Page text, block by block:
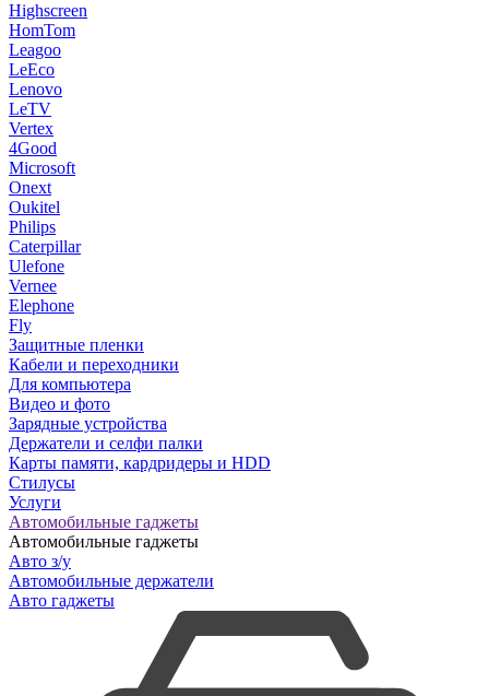
Highscreen
HomTom
Leagoo
LeEco
Lenovo
LeTV
Vertex
4Good
Microsoft
Onext
Oukitel
Philips
Caterpillar
Ulefone
Vernee
Elephone
Fly
Защитные пленки
Кабели и переходники
Для компьютера
Видео и фото
Зарядные устройства
Держатели и селфи палки
Карты памяти, кардридеры и HDD
Стилусы
Услуги
Автомобильные гаджеты
Автомобильные гаджеты
Авто з/у
Автомобильные держатели
Авто гаджеты